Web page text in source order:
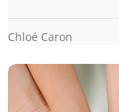
Chloé Caron